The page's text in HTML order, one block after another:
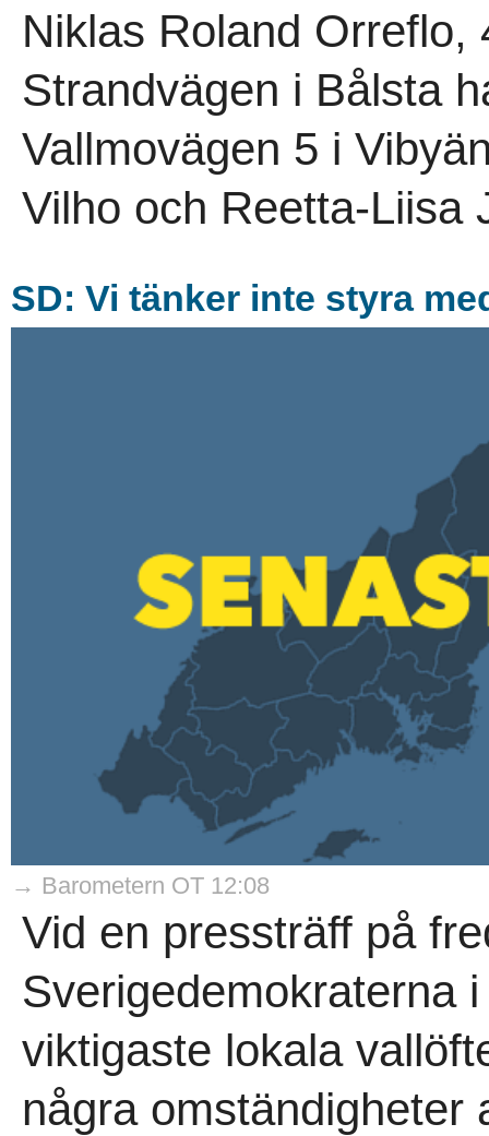
Niklas Roland Orreflo,
Strandvägen i Bålsta
Vallmovägen 5 i
Vilho och Reetta-Liisa
SD: Vi tänker inte styra
→ Barometern OT 12:08
Vid en pressträff på
Sverigedemokraterna
viktigaste lokala
några omständigheter